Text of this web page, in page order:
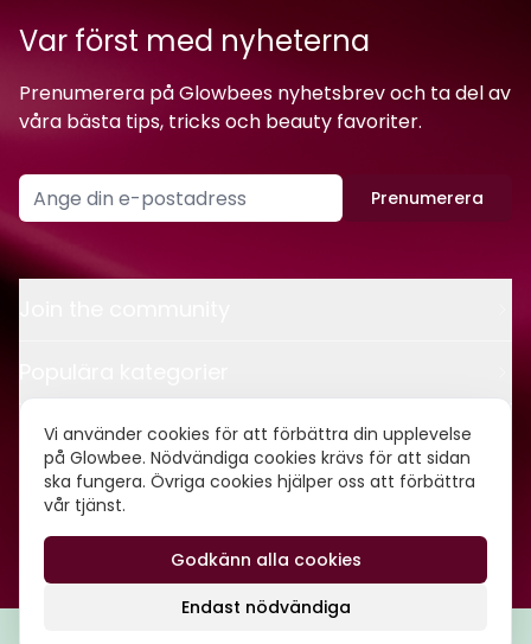
Vi använder cookies för att förbättra din upplevelse
på Glowbee. Nödvändiga cookies krävs för att sidan
ska fungera. Övriga cookies hjälper oss att förbättra
vår tjänst.
Endast nödvändiga
Godkänn alla cookies
Var först med nyheterna
Prenumerera på Glowbees nyhetsbrev och ta del av
våra bästa tips, tricks och beauty favoriter.
Prenumerera
Kontakt
Om oss
©2026Glowbee AB • Org.nr: 559540-5837